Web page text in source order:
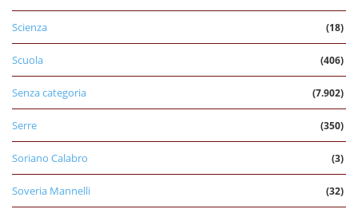
Scienza (18)
Scuola (406)
Senza categoria (7.902)
Serre (350)
Soriano Calabro (3)
Soveria Mannelli (32)